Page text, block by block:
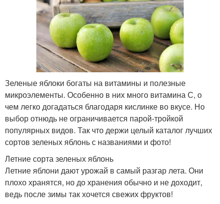
Зеленые яблоки богаты на витамины и полезные
микроэлементы. Особенно в них много витамина С, о
чем легко догадаться благодаря кислинке во вкусе. Но
выбор отнюдь не ограничивается парой-тройкой
популярных видов. Так что держи целый каталог лучших
сортов зеленых яблонь с названиями и фото!
Летние сорта зеленых яблонь
Летние яблони дают урожай в самый разгар лета. Они
плохо хранятся, но до хранения обычно и не доходит,
ведь после зимы так хочется свежих фруктов!